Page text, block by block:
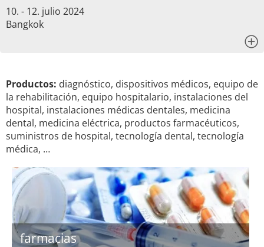
10. - 12. julio 2024
Bangkok
Productos: diagnóstico, dispositivos médicos, equipo de
la rehabilitación, equipo hospitalario, instalaciones del
hospital, instalaciones médicas dentales, medicina
dental, medicina eléctrica, productos farmacéuticos,
suministros de hospital, tecnología dental, tecnología
médica, …
farmacias